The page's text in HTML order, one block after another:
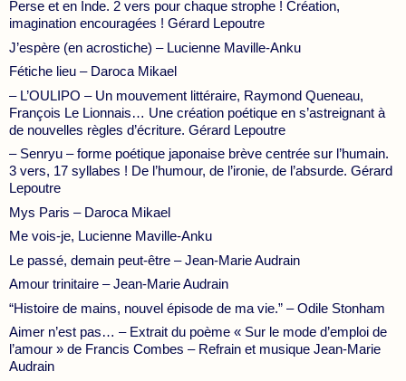
Perse et en Inde. 2 vers pour chaque strophe ! Création,
imagination encouragées ! Gérard Lepoutre
J’espère (en acrostiche) – Lucienne Maville-Anku
Fétiche lieu – Daroca Mikael
– L’OULIPO – Un mouvement littéraire, Raymond Queneau,
François Le Lionnais… Une création poétique en s’astreignant à
de nouvelles règles d’écriture. Gérard Lepoutre
– Senryu – forme poétique japonaise brève centrée sur l’humain.
3 vers, 17 syllabes ! De l’humour, de l’ironie, de l’absurde. Gérard
Lepoutre
Mys Paris – Daroca Mikael
Me vois-je, Lucienne Maville-Anku
Le passé, demain peut-être – Jean-Marie Audrain
Amour trinitaire – Jean-Marie Audrain
“Histoire de mains, nouvel épisode de ma vie.” – Odile Stonham
Aimer n’est pas… – Extrait du poème « Sur le mode d’emploi de
l’amour » de Francis Combes – Refrain et musique Jean-Marie
Audrain